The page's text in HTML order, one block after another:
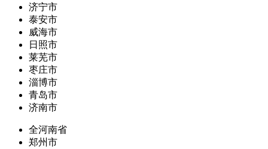
济宁市
泰安市
威海市
日照市
莱芜市
枣庄市
淄博市
青岛市
济南市
全河南省
郑州市